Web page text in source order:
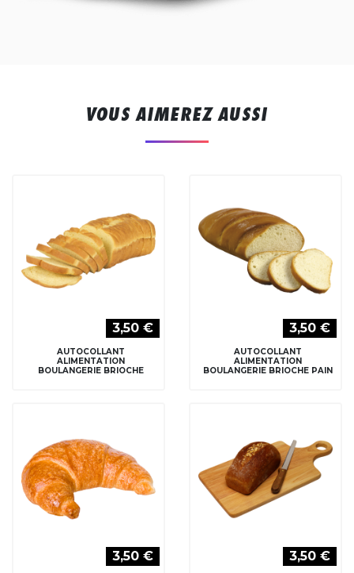
VOUS AIMEREZ AUSSI
3,50 €
AUTOCOLLANT
ALIMENTATION
BOULANGERIE BRIOCHE
3,50 €
AUTOCOLLANT
ALIMENTATION
BOULANGERIE BRIOCHE PAIN
3,50 € 3,50 €